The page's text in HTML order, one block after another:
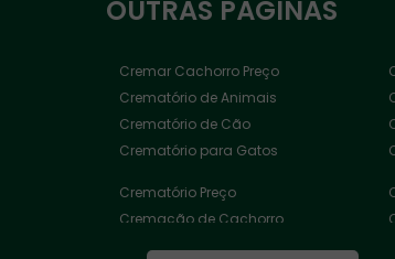
OUTRAS PÁGINAS
Cremar Cachorro Preço
Crematório de Animais
Crematório de Cão
Crematório para Gatos
Crematório Preço
Cremação de Cachorro